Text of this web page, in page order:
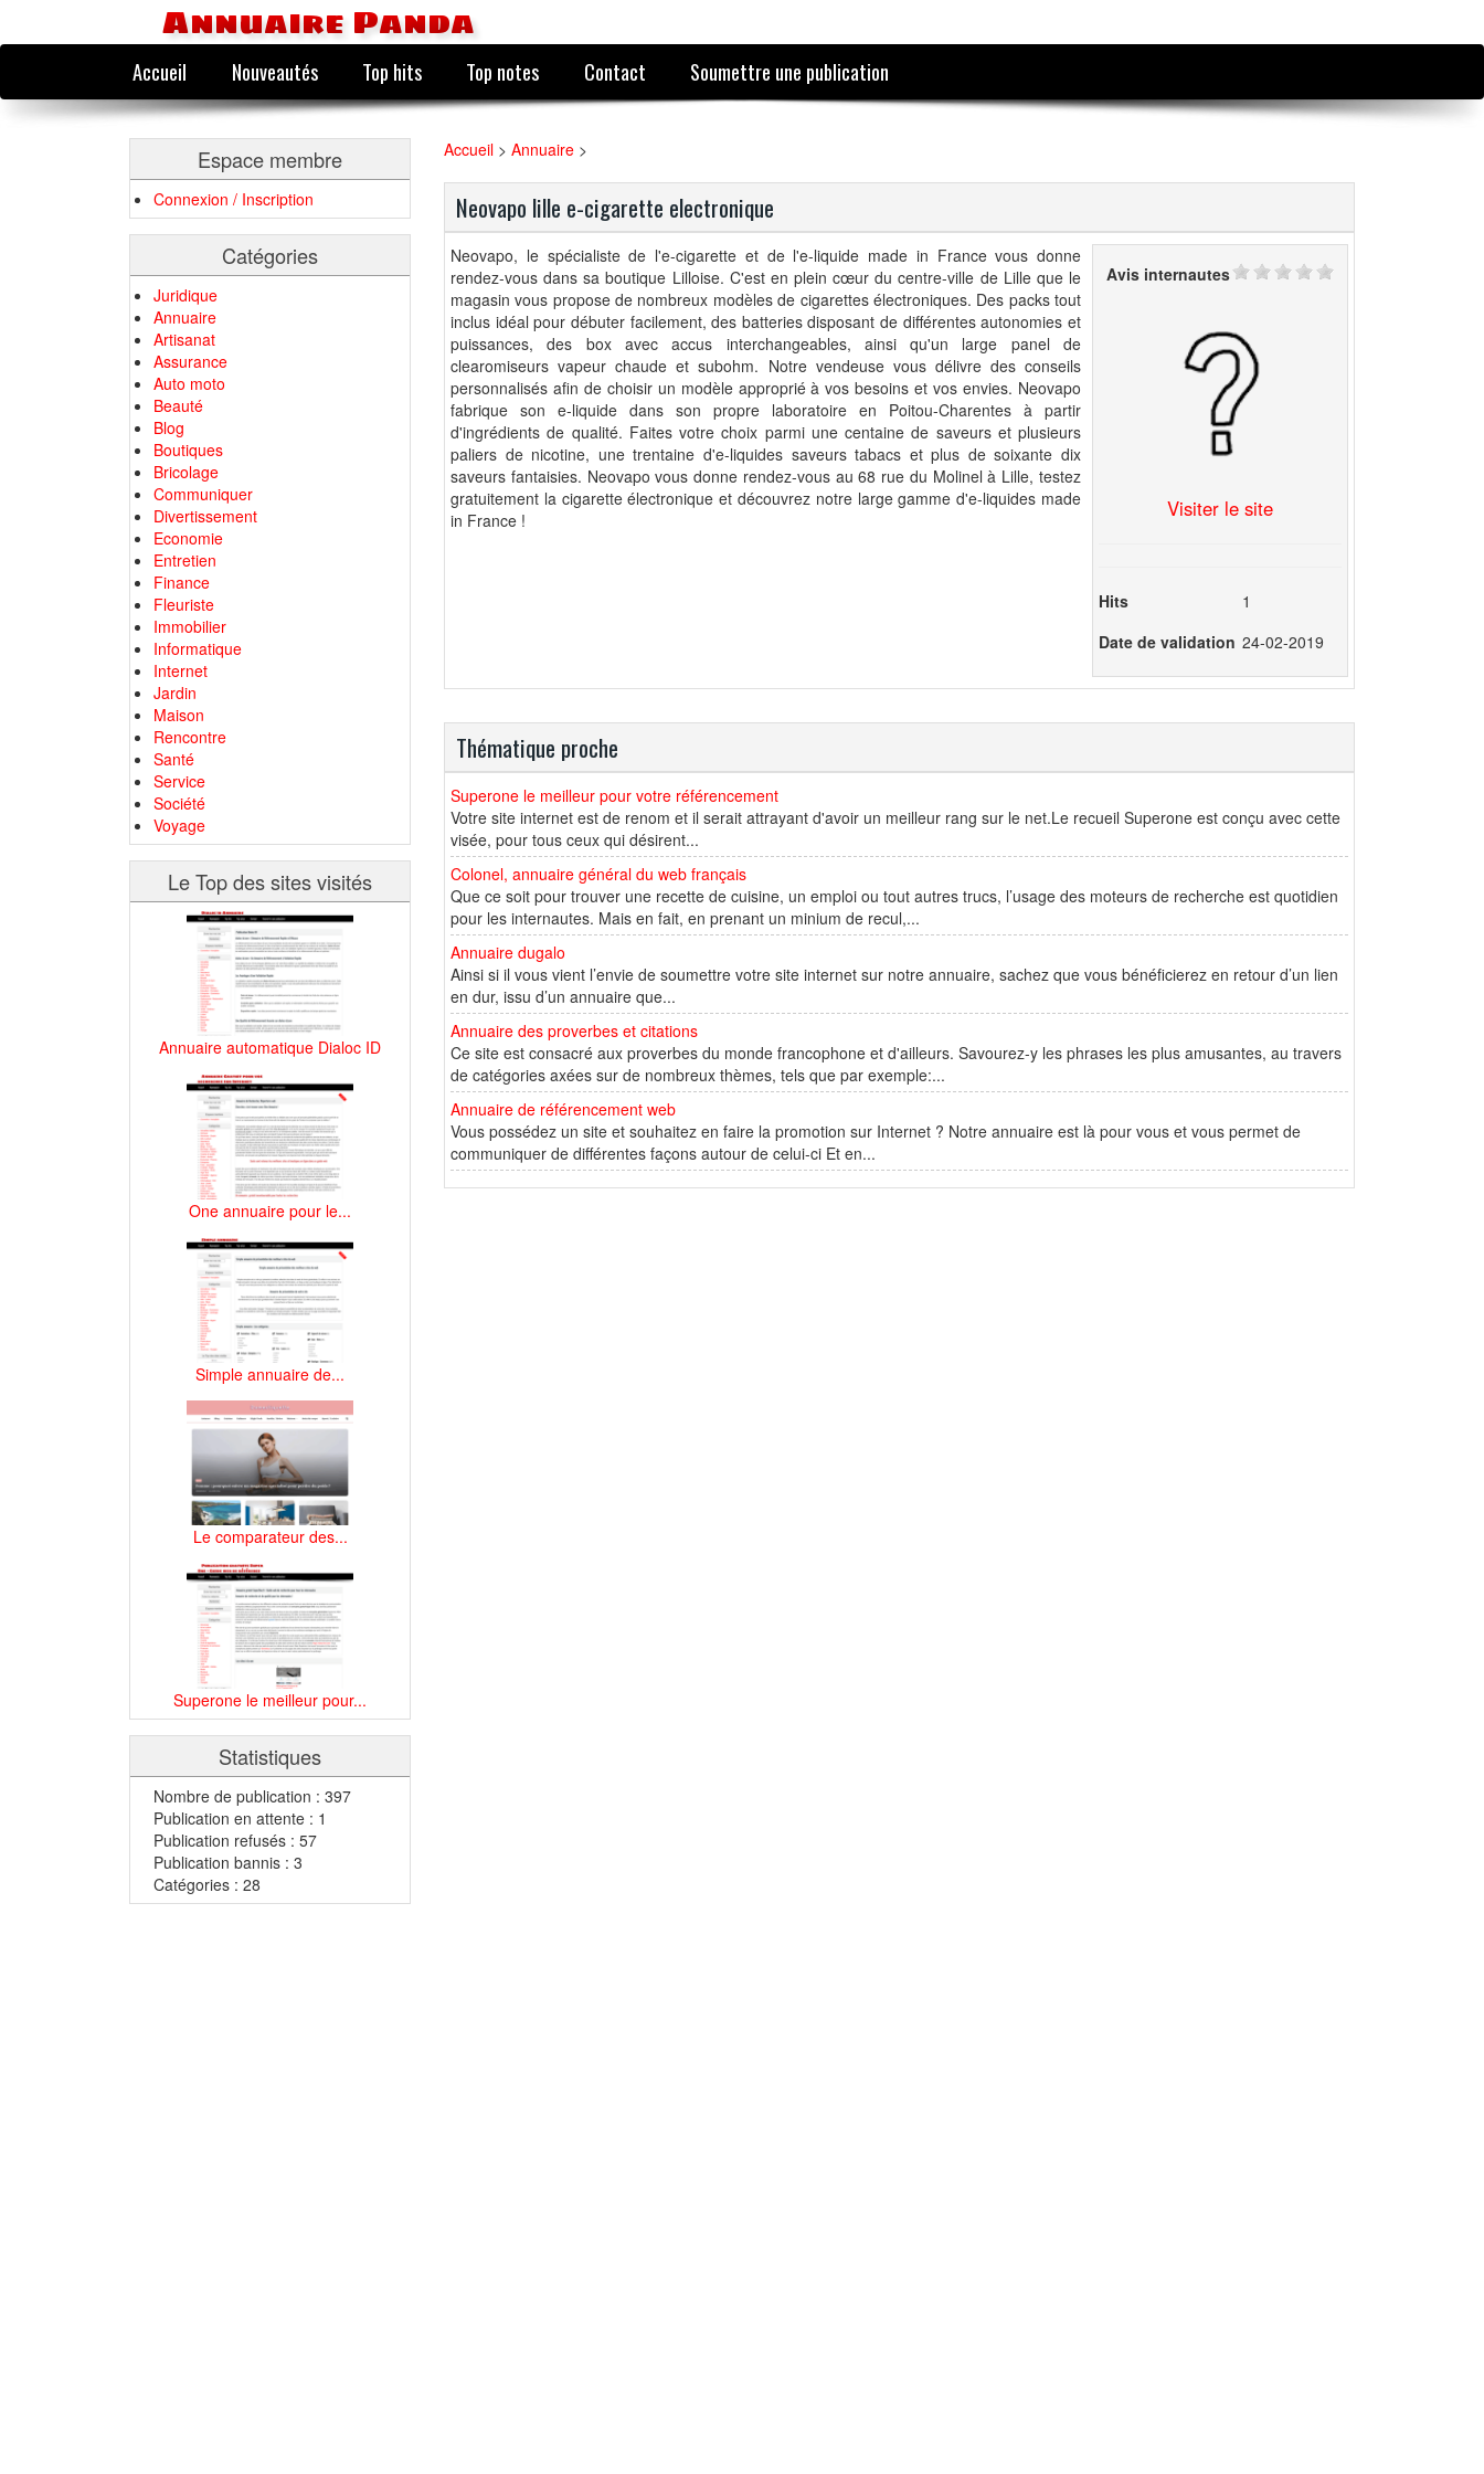
Annuaire Panda
Accueil Nouveautés Top hits Top notes Contact Soumettre une publication
Espace membre
Connexion / Inscription
Catégories
Juridique
Annuaire
Artisanat
Assurance
Auto moto
Beauté
Blog
Boutiques
Bricolage
Communiquer
Divertissement
Economie
Entretien
Finance
Fleuriste
Immobilier
Informatique
Internet
Jardin
Maison
Rencontre
Santé
Service
Société
Voyage
Le Top des sites visités
Annuaire automatique Dialoc ID
One annuaire pour le...
Simple annuaire de...
Le comparateur des...
Superone le meilleur pour...
Statistiques
Nombre de publication : 397
Publication en attente : 1
Publication refusés : 57
Publication bannis : 3
Catégories : 28
Accueil > Annuaire >
Neovapo lille e-cigarette electronique
Neovapo, le spécialiste de l'e-cigarette et de l'e-liquide made in France vous donne
rendez-vous dans sa boutique Lilloise. C'est en plein cœur du centre-ville de Lille que le
magasin vous propose de nombreux modèles de cigarettes électroniques. Des packs tout
inclus idéal pour débuter facilement, des batteries disposant de différentes autonomies et
puissances, des box avec accus interchangeables, ainsi qu'un large panel de
clearomiseurs vapeur chaude et subohm. Notre vendeuse vous délivre des conseils
personnalisés afin de choisir un modèle approprié à vos besoins et vos envies. Neovapo
fabrique son e-liquide dans son propre laboratoire en Poitou-Charentes à partir
d'ingrédients de qualité. Faites votre choix parmi une centaine de saveurs et plusieurs
paliers de nicotine, une trentaine d'e-liquides saveurs tabacs et plus de soixante dix
saveurs fantaisies. Neovapo vous donne rendez-vous au 68 rue du Molinel à Lille, testez
gratuitement la cigarette électronique et découvrez notre large gamme d'e-liquides made
in France !
Avis internautes
Visiter le site
Hits
1
Date de validation 24-02-2019
Thématique proche
Superone le meilleur pour votre référencement
Votre site internet est de renom et il serait attrayant d'avoir un meilleur rang sur le net.Le recueil Superone est conçu avec cette
visée, pour tous ceux qui désirent...
Colonel, annuaire général du web français
Que ce soit pour trouver une recette de cuisine, un emploi ou tout autres trucs, l’usage des moteurs de recherche est quotidien
pour les internautes. Mais en fait, en prenant un minium de recul,...
Annuaire dugalo
Ainsi si il vous vient l’envie de soumettre votre site internet sur notre annuaire, sachez que vous bénéficierez en retour d’un lien
en dur, issu d’un annuaire que...
Annuaire des proverbes et citations
Ce site est consacré aux proverbes du monde francophone et d'ailleurs. Savourez-y les phrases les plus amusantes, au travers
de catégories axées sur de nombreux thèmes, tels que par exemple:...
Annuaire de référencement web
Vous possédez un site et souhaitez en faire la promotion sur Internet ? Notre annuaire est là pour vous et vous permet de
communiquer de différentes façons autour de celui-ci Et en...